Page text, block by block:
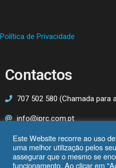
Política de Privacidade
Contactos
707 502 580 (Chamada para
info@iprc.com.pt
Av. 25 de Abril nº27, 2º Esq.
3830-044 Ílhavo
Este Website recorre ao uso
uma melhor utilização pelos
assegurar que o mesmo se
funcionamento. Ao clicar em